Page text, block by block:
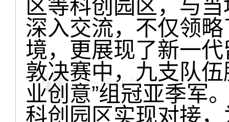
区等科创园区，与
深入交流，不仅领
境，更展现了新一
敦决赛中，九支队伍
业创意”组冠亚季军
科创园区实现对接